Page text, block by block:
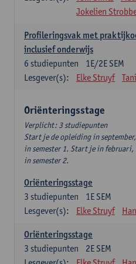
Jokelien
Profileringsvak met
inclusief onderwijs
1E/2E SEM
6 studiepunten
Lesgever(s):
Elke Struyf
Oriënteringsstage
Verplicht: 3 studiepunten
Start je de opleiding in
in semester 1. Start je in februari,
in semester 2.
Oriënteringsstage
1E SEM
3 studiepunten
Lesgever(s):
Elke Struyf
Oriënteringsstage
2E SEM
3 studiepunten